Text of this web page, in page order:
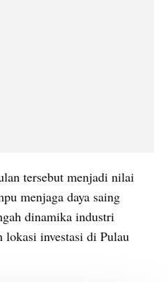
tersebut menjadi nilai
menjaga daya saing
dinamika industri
lokasi investasi di Pulau